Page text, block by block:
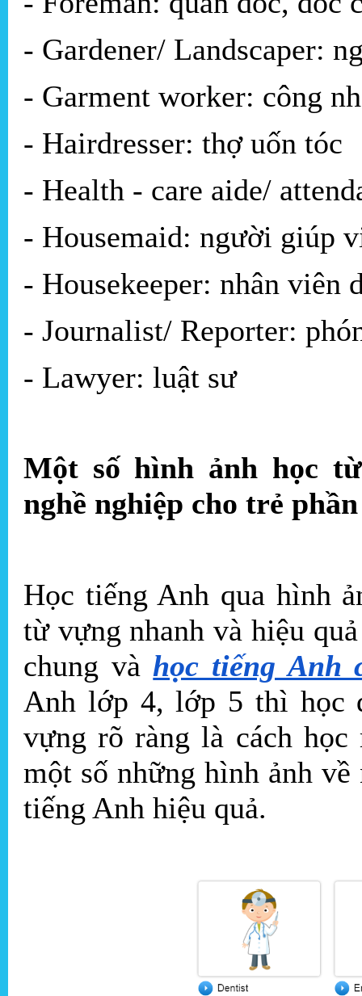
- Gardener/ Landscaper:
- Garment worker: công
- Hairdresser: thợ uốn tóc
- Health - care aide/
- Housemaid: người giúp
- Housekeeper: nhân viên
- Journalist/ Reporter:
- Lawyer: luật sư
Một số hình ảnh học
nghề nghiệp cho trẻ
Học tiếng Anh qua hình
từ vựng nhanh và hiệu
chung và học tiếng Anh
Anh lớp 4, lớp 5 thì học
vựng rõ ràng là cách
một số những hình ảnh
tiếng Anh hiệu quả.